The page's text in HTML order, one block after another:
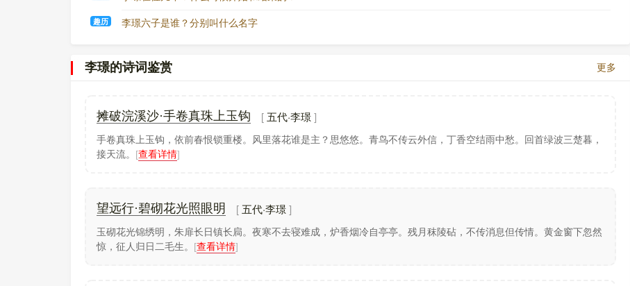
纳。十二月，李璟下令中外庶政委托给齐王李景遂参预决断，只有陈觉、查文徽得以奏事，群臣不被召见者，不得入
位，所信用的是什么人呢？为什么立即与臣下隔绝？百年老将死，恐怕不能再见你一面。”于是哭泣泪下，李璟为之感
灭亡闽国
保大二年（944年）二月，闽国连重遇、朱文进弑杀其君王延羲，朱文进自立为君。这时，王延羲的弟弟王延政
也在建州自立，国号殷。王氏兄弟互相征伐，连年用兵，导致闽国大乱，李璟乘乱派查文徽及待诏臧循发兵攻打建
州。王延政听说南唐要进攻，派人欺骗福州守将说：“南唐军帮助我征讨逆贼。”福州百姓守将他的话，于保大三年
浦、富沙三县，设置剑州，迁王延政家族到金陵。以王延政为饶州节度使、李仁达为福州节度使、留从效为清源军节
度使。
趣历 李璟六子是谁？分别叫什么名字
李璟的诗词鉴赏 更多
摊破浣溪沙·手卷真珠上玉钩 五代·李璟
手卷真珠上玉钩，依前春恨锁重楼。风里落花谁是主？思悠悠。青鸟不传云外信，丁香空结雨中愁。回首绿波三楚暮，
接天流。 [查看详情]
望远行·碧砌花光照眼明 五代·李璟
玉砌花光锦绣明，朱扉长日镇长扃。夜寒不去寝难成，炉香烟冷自亭亭。残月秣陵砧，不传消息但传情。黄金窗下忽然
惊，征人归日二毛生。 [查看详情]